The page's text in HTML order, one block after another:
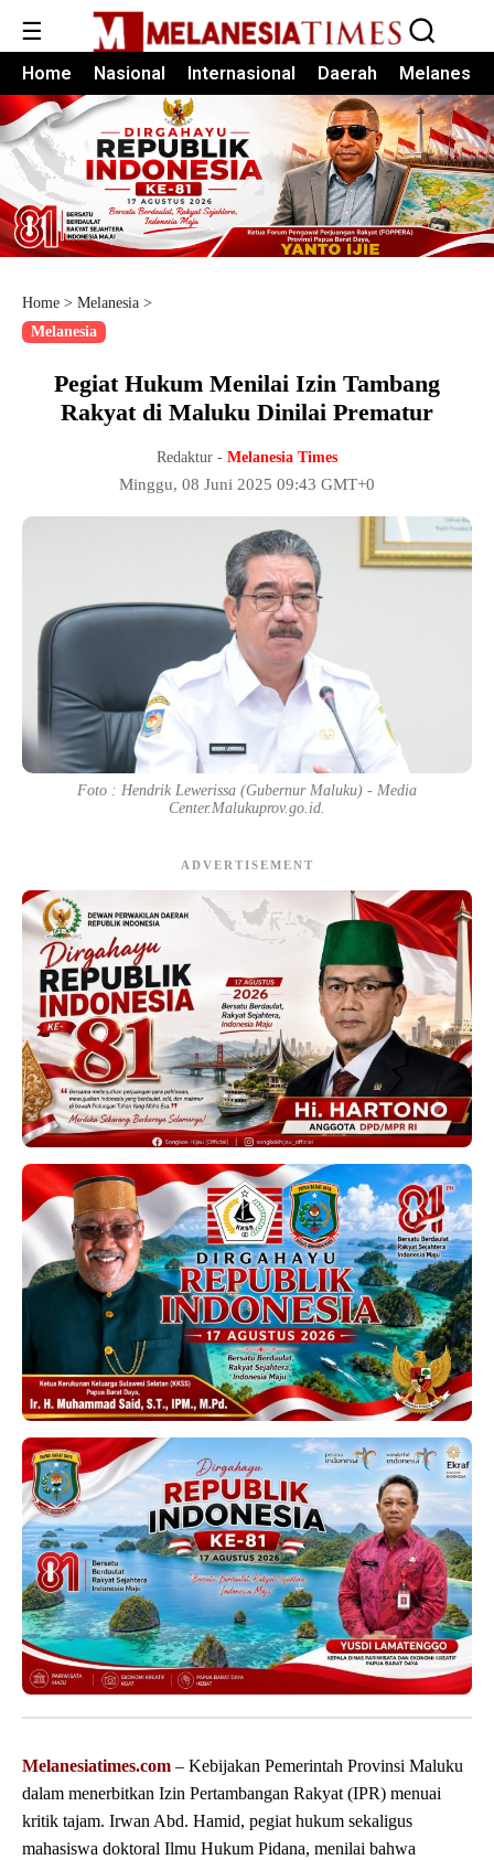
☰
Home Nasional Internasional Daerah Melanesia
Home > Melanesia >
Melanesia
Pegiat Hukum Menilai Izin Tambang
Rakyat di Maluku Dinilai Prematur
Redaktur - Melanesia Times
Minggu, 08 Juni 2025 09:43 GMT+0
Foto : Hendrik Lewerissa (Gubernur Maluku) - Media
Center.Malukuprov.go.id.
ADVERTISEMENT
Melanesiatimes.com – Kebijakan Pemerintah Provinsi Maluku
dalam menerbitkan Izin Pertambangan Rakyat (IPR) menuai
kritik tajam. Irwan Abd. Hamid, pegiat hukum sekaligus
mahasiswa doktoral Ilmu Hukum Pidana, menilai bahwa